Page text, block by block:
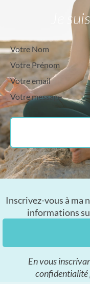
Je
Votre Nom
Votre Prénom
Votre email
Votre message
Inscrivez-vous à ma
informations
En vous
confidentialité